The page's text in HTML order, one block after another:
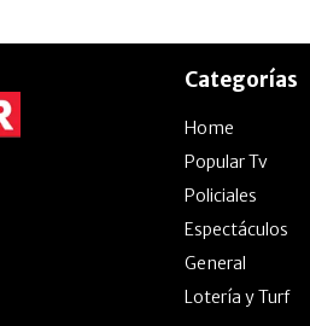
Categorías
Home
Popular Tv
Policiales
Espectáculos
General
Lotería y Turf